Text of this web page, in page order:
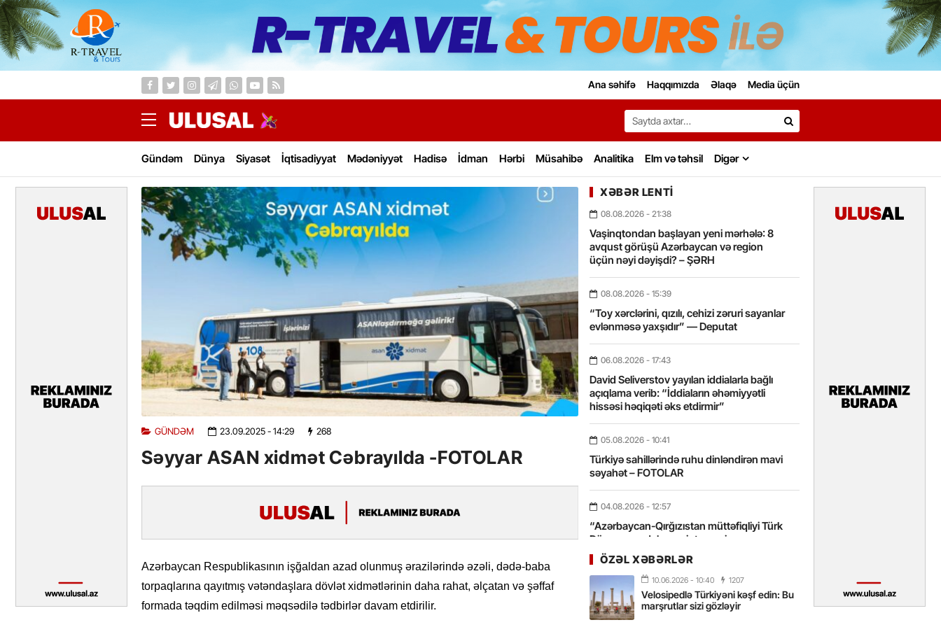
Ana səhifə Haqqımızda Əlaqə Media üçün
Search…
Gündəm Dünya Siyasət İqtisadiyyat Mədəniyyət Hadisə İdman Hərbi Müsahibə Analitika Elm və təhsil Digər
GÜNDƏM 23.09.2025- 14:29 268
Səyyar ASAN xidmət Cəbrayılda -FOTOLAR
Azərbaycan Respublikasının işğaldan azad olunmuş ərazilərində əzəli, dədə-baba
torpaqlarına qayıtmış vətəndaşlara dövlət xidmətlərinin daha rahat, əlçatan və şəffaf
formada təqdim edilməsi məqsədilə tədbirlər davam etdirilir.
XƏBƏR LENTI
08.08.2026 - 21:38
Vaşinqtondan başlayan yeni mərhələ: 8
avqust görüşü Azərbaycan və region
üçün nəyi dəyişdi? – ŞƏRH
08.08.2026 - 15:39
“Toy xərclərini, qızılı, cehizi zəruri sayanlar
evlənməsə yaxşıdır” — Deputat
06.08.2026 - 17:43
David Seliverstov yayılan iddialarla bağlı
açıqlama verib: “İddiaların əhəmiyyətli
hissəsi həqiqəti əks etdirmir”
05.08.2026 - 10:41
Türkiyə sahillərində ruhu dinləndirən mavi
səyahət – FOTOLAR
04.08.2026 - 12:57
“Azərbaycan-Qırğızıstan müttəfiqliyi Türk
Dünyasının daha sıx inteqrasiyasına
xidmət edir”
03.08.2026- 10:18
Bosfor Qitələrarası Üzgüçülük Yarışı 38-ci
dəfə keçiriləcək
ÖZƏL XƏBƏRLƏR
10.06.2026 - 10:40 1207
Velosipedlə Türkiyəni kəşf edin: Bu
marşrutlar sizi gözləyir